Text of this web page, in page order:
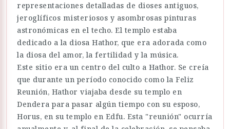
representaciones detalladas de dioses antiguos,
jeroglíficos misteriosos y asombrosas pinturas
astronómicas en el techo. El templo estaba
dedicado a la diosa Hathor, que era adorada como
la diosa del amor, la fertilidad y la música.
Este sitio era un centro del culto a Hathor. Se creía
que durante un período conocido como la Feliz
Reunión, Hathor viajaba desde su templo en
Dendera para pasar algún tiempo con su esposo,
Horus, en su templo en Edfu. Esta "reunión" ocurría